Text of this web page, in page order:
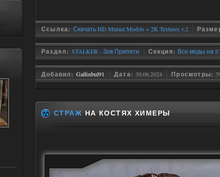
Ссылка: Скачать HD Mutant Models + 2K Textures v.2
Раздел: STALKER - Зов Припяти Секция: Все моды на
Добавил: Galfinbul91 Дата:30.06.2024 Просмотры:
СТРАЖ НА КОСТЯХ ХИМЕРЫ